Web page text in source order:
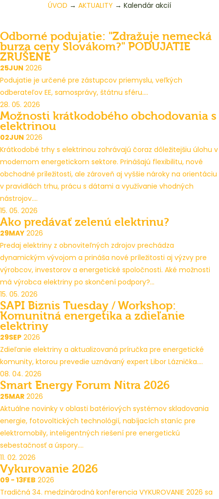
ÚVOD → AKTUALITY → Kalendár akcií
Odborné podujatie: "Zdražuje nemecká
burza ceny Slovákom?" PODUJATIE
ZRUŠENÉ
25JUN 2026
Podujatie je určené pre zástupcov priemyslu, veľkých
odberateľov EE, samosprávy, štátnu sféru....
28. 05. 2026
Možnosti krátkodobého obchodovania s
elektrinou
02JUN 2026
Krátkodobé trhy s elektrinou zohrávajú čoraz dôležitejšiu úlohu v
modernom energetickom sektore. Prinášajú flexibilitu, nové
obchodné príležitosti, ale zároveň aj vyššie nároky na orientáciu
v pravidlách trhu, prácu s dátami a využívanie vhodných
nástrojov....
15. 05. 2026
Ako predávať zelenú elektrinu?
29MAY 2026
Predaj elektriny z obnoviteľných zdrojov prechádza
dynamickým vývojom a prináša nové príležitosti aj výzvy pre
výrobcov, investorov a energetické spoločnosti. Aké možnosti
má výrobca elektriny po skončení podpory?...
15. 05. 2026
SAPI Biznis Tuesday / Workshop:
Komunitná energetika a zdieľanie
elektriny
29SEP 2026
Zdieľanie elektriny a aktualizovaná príručka pre energetické
komunity, ktorou prevedie uznávaný expert Libor Láznička....
08. 04. 2026
Smart Energy Forum Nitra 2026
25MAR 2026
Aktuálne novinky v oblasti batériových systémov skladovania
energie, fotovoltických technológií, nabíjacích staníc pre
elektromobily, inteligentných riešení pre energetickú
sebestačnosť a úspory....
11. 02. 2026
Vykurovanie 2026
09 - 13FEB 2026
Tradičná 34. medzinárodná konferencia VYKUROVANIE 2026 sa